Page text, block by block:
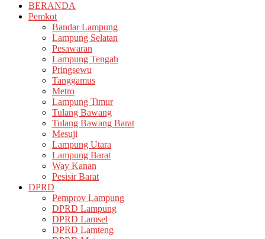
BERANDA
Pemkot
Bandar Lampung
Lampung Selatan
Pesawaran
Lampung Tengah
Pringsewu
Tanggamus
Metro
Lampung Timur
Tulang Bawang
Tulang Bawang Barat
Mesuji
Lampung Utara
Lampung Barat
Way Kanan
Pesisir Barat
DPRD
Pemprov Lampung
DPRD Lampung
DPRD Lamsel
DPRD Lamteng